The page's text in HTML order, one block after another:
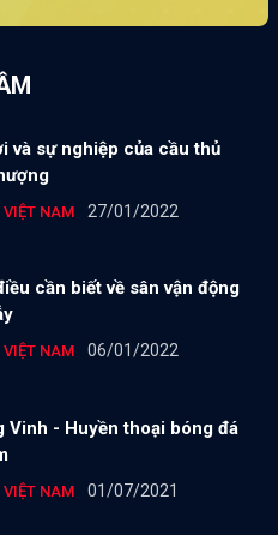
và sự nghiệp của cầu thủ
VIỆT NAM 27/01/2022
cần biết về sân vận động
VIỆT NAM 06/01/2022
Vinh - Huyền thoại bóng đá
VIỆT NAM 01/07/2021